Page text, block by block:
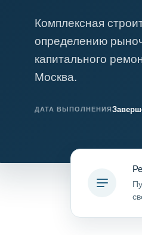
Комплексная
определению
капитального
Москва.
ДАТА ВЫПОЛНЕНИЯ